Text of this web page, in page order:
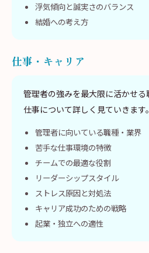
浮気傾向と誠実さのバランス
結婚への考え方
仕事・キャリア
管理者の強みを最大限に活かせ
仕事について詳しく見ていきます。
管理者に向いている職種・業界
苦手な仕事環境の特徴
チームでの最適な役割
リーダーシップスタイル
ストレス原因と対処法
キャリア成功のための戦略
起業・独立への適性